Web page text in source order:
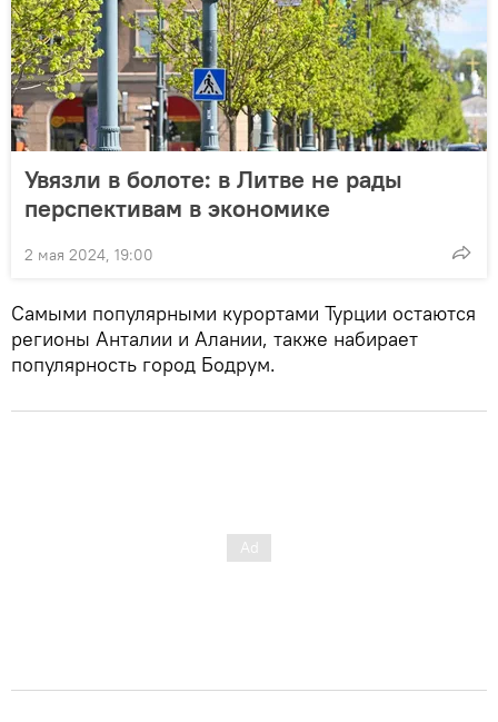
Увязли в болоте: в Литве не рады
перспективам в экономике
2 мая 2024, 19:00
Самыми популярными курортами Турции остаются
регионы Анталии и Алании, также набирает
популярность город Бодрум.